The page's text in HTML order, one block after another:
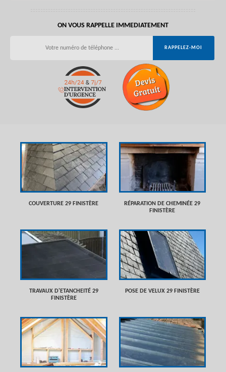
ON VOUS RAPPELLE IMMEDIATEMENT
COUVERTURE 29 FINISTÈRE
RÉPARATION DE CHEMINÉE 29
FINISTÈRE
TRAVAUX D'ETANCHEITÉ 29
FINISTÈRE
POSE DE VELUX 29 FINISTÈRE